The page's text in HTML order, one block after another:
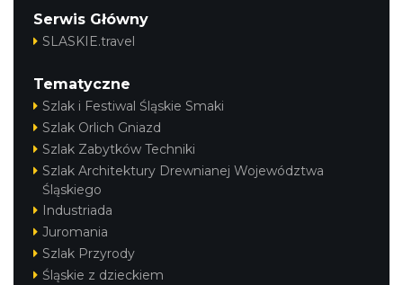
Serwis Główny
SLASKIE.travel
Tematyczne
Szlak i Festiwal Śląskie Smaki
Szlak Orlich Gniazd
Szlak Zabytków Techniki
Szlak Architektury Drewnianej Województwa
Śląskiego
Industriada
Juromania
Szlak Przyrody
Śląskie z dzieckiem